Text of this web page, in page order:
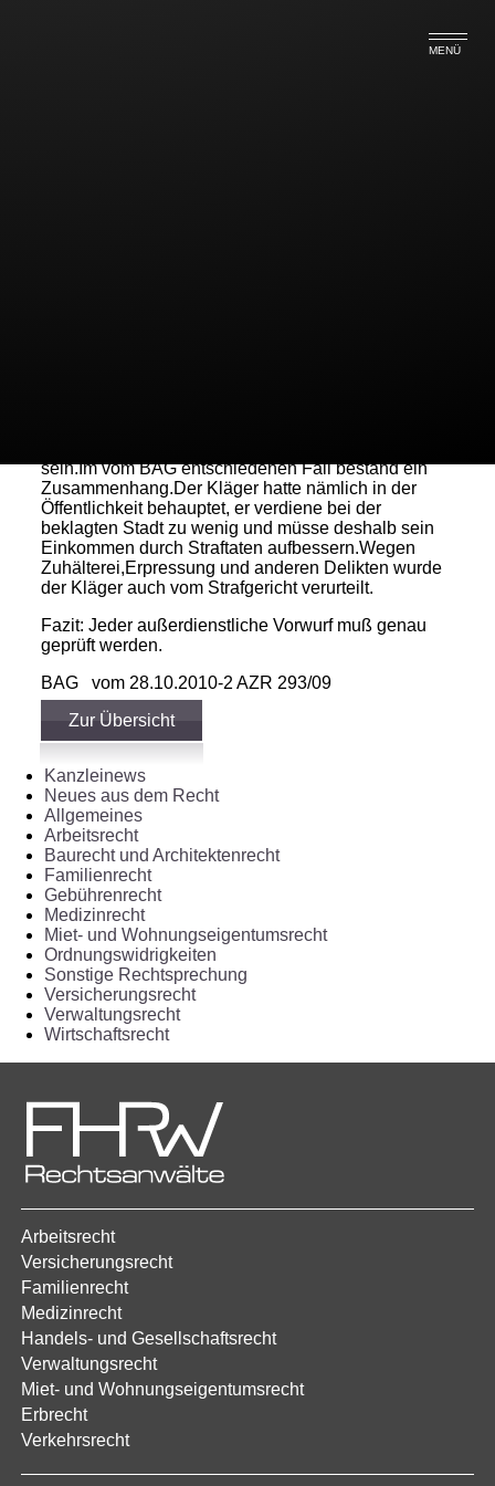
MENÜ
sein.Im vom BAG entschiedenen Fall bestand ein
Zusammenhang.Der Kläger hatte nämlich in der
Öffentlichkeit behauptet, er verdiene bei der
beklagten Stadt zu wenig und müsse deshalb sein
Einkommen durch Straftaten aufbessern.Wegen
Zuhälterei,Erpressung und anderen Delikten wurde
der Kläger auch vom Strafgericht verurteilt.
Fazit: Jeder außerdienstliche Vorwurf muß genau
geprüft werden.
BAG vom 28.10.2010-2 AZR 293/09
Zur Übersicht
Kanzleinews
Neues aus dem Recht
Allgemeines
Arbeitsrecht
Baurecht und Architektenrecht
Familienrecht
Gebührenrecht
Medizinrecht
Miet- und Wohnungseigentumsrecht
Ordnungswidrigkeiten
Sonstige Rechtsprechung
Versicherungsrecht
Verwaltungsrecht
Wirtschaftsrecht
Arbeitsrecht
Versicherungsrecht
Familienrecht
Medizinrecht
Handels- und Gesellschaftsrecht
Verwaltungsrecht
Miet- und Wohnungseigentumsrecht
Erbrecht
Verkehrsrecht